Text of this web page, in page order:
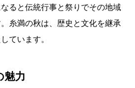
ると伝統行事と祭りでその地域
糸満の秋は、歴史と文化を継承
ています。
魅力